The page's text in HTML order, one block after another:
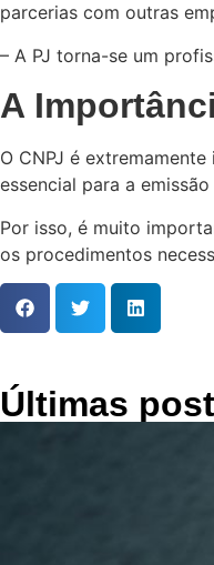
parcerias com outras
– A PJ torna-se um
A
O CNPJ é
essencial para a
Por isso, é muito
os procedimentos
Últimas